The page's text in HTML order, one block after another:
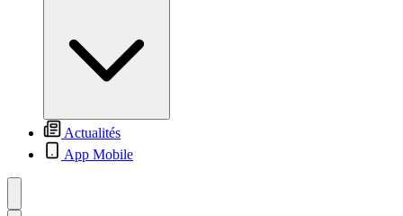
Actualités
App Mobile